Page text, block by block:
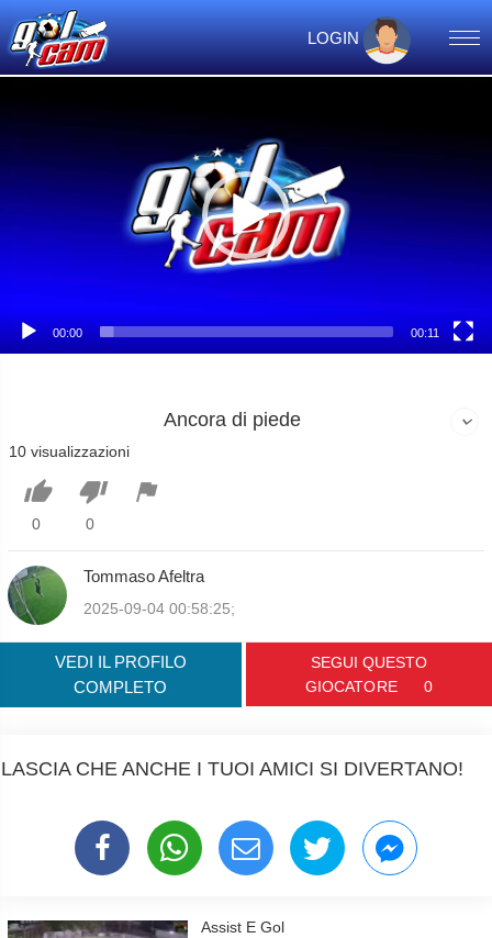
LOGIN
00:00 00:11
Ancora di piede
10 visualizzazioni

0

0

Tommaso Afeltra
2025-09-04 00:58:25;
VEDI IL PROFILO
COMPLETO
SEGUI QUESTO
GIOCATORE
0
LASCIA CHE ANCHE I TUOI AMICI SI DIVERTANO!
Assist E Gol